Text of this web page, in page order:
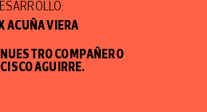
ACUÑA VIERA
COMPAÑERO
AGUIRRE.